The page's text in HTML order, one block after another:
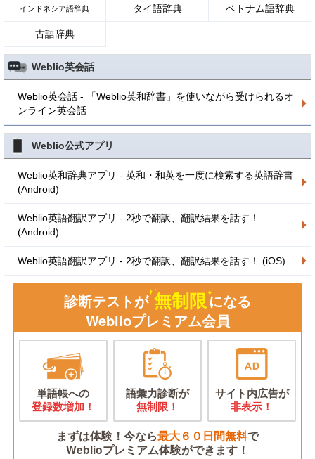
インドネシア語辞典 タイ語辞典 ベトナム語辞典
古語辞典
Weblio英会話
Weblio英会話 - 「Weblio英和辞書」を使いながら受けられるオ
ンライン英会話
Weblio公式アプリ
Weblio英和辞典アプリ - 英和・和英を一度に検索する英語辞書
(Android)
Weblio英語翻訳アプリ - 2秒で翻訳、翻訳結果を話す！
(Android)
Weblio英語翻訳アプリ - 2秒で翻訳、翻訳結果を話す！ (iOS)
診断テストが 無制限になる
Weblioプレミアム会員
単語帳への
登録数増加！
語彙力診断が
無制限！
サイト内広告が
非表示！
まずは体験！今なら最大６０日間無料で
Weblioプレミアム体験ができます！